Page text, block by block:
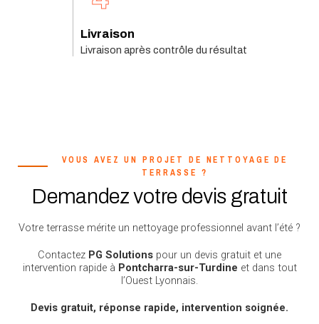
Livraison
Livraison après contrôle du résultat
VOUS AVEZ UN PROJET DE NETTOYAGE DE
TERRASSE ?
Demandez votre devis gratuit
Votre terrasse mérite un nettoyage professionnel avant l’été ?
Contactez PG Solutions pour un devis gratuit et une
intervention rapide à Pontcharra-sur-Turdine et dans tout
l’Ouest Lyonnais.
Devis gratuit, réponse rapide, intervention soignée.